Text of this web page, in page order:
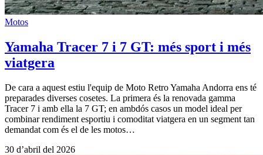
Motos
Yamaha Tracer 7 i 7 GT: més sport i més
viatgera
De cara a aquest estiu l'equip de Moto Retro Yamaha Andorra ens té
preparades diverses cosetes. La primera és la renovada gamma
Tracer 7 i amb ella la 7 GT; en ambdós casos un model ideal per
combinar rendiment esportiu i comoditat viatgera en un segment tan
demandat com és el de les motos…
30 d’abril del 2026